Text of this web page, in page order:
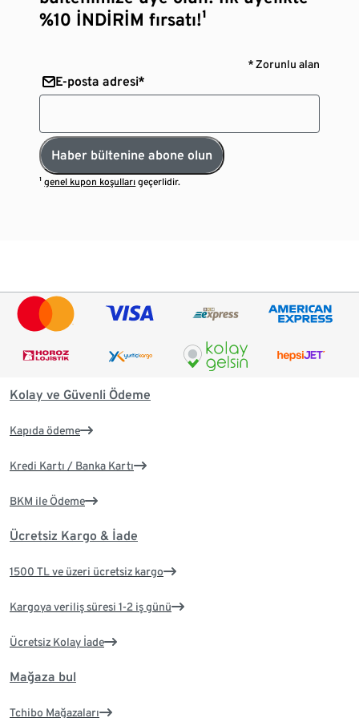
%10 İNDİRİM fırsatı!¹
* Zorunlu alan
E-posta adresi*
Haber bültenine abone olun
¹genel kupon koşulları geçerlidir.
Kolay ve Güvenli Ödeme
Kapıda ödeme
Kredi Kartı / Banka Kartı
BKM ile Ödeme
Ücretsiz Kargo & İade
1500 TL ve üzeri ücretsiz kargo
Kargoya veriliş süresi 1-2 iş günü
Ücretsiz Kolay İade
Mağaza bul
Tchibo Mağazaları